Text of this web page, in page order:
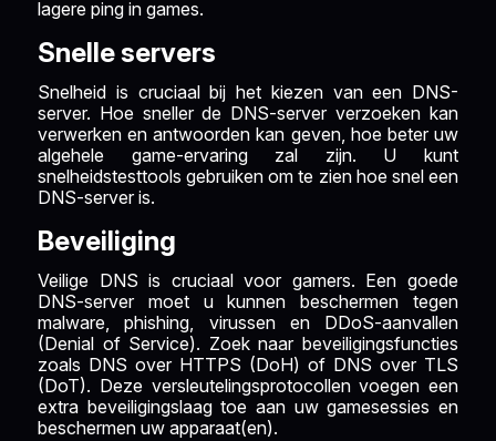
lagere ping in games.
Snelle servers
Snelheid is cruciaal bij het kiezen van een DNS-
server. Hoe sneller de DNS-server verzoeken kan
verwerken en antwoorden kan geven, hoe beter uw
algehele game-ervaring zal zijn. U kunt
snelheidstesttools gebruiken om te zien hoe snel een
DNS-server is.
Beveiliging
Veilige DNS is cruciaal voor gamers. Een goede
DNS-server moet u kunnen beschermen tegen
malware, phishing, virussen en DDoS-aanvallen
(Denial of Service). Zoek naar beveiligingsfuncties
zoals DNS over HTTPS (DoH) of DNS over TLS
(DoT). Deze versleutelingsprotocollen voegen een
extra beveiligingslaag toe aan uw gamesessies en
beschermen uw apparaat(en).